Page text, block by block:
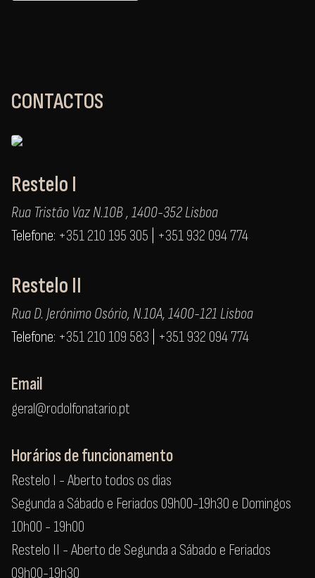
CONTACTOS
Restelo I
Rua Tristão Vaz N.10B , 1400-352 Lisboa
Telefone: +351 210 195 305 +351 932 094 774
Restelo II
Rua D. Jerónimo Osório, N.10A, 1400-121 Lisboa
Telefone: +351 210 109 583 +351 932 094 774
Email
geral@rodolfonatario.pt
Horários de funcionamento
Restelo I - Aberto todos os dias
Segunda a Sábado e Feriados 09h00-19h30 e Domingos
10h00 - 19h00
Restelo II - Aberto de Segunda a Sábado e Feriados
09h00-19h30